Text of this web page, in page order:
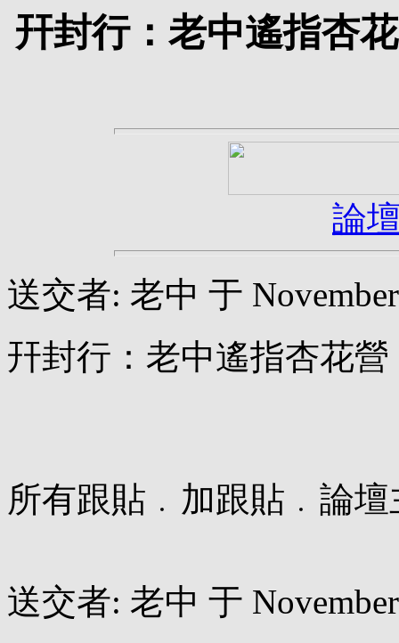
幵封行：老中遙指杏
論
送交者: 老中 于
幵封行：老中遙指杏花
所有跟貼﹒加跟貼﹒論壇
送交者: 老中 于